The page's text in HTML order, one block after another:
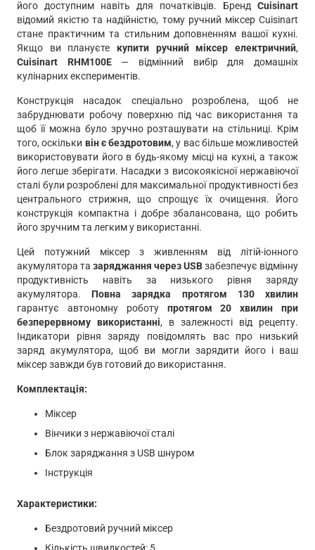
його доступним навіть для початківців. Бренд Cuisinart
відомий якістю та надійністю, тому ручний міксер Cuisinart
стане практичним та стильним доповненням вашої кухні.
Якщо ви плануєте купити ручний міксер електричний,
Cuisinart RHM100E— відмінний вибір для домашніх
кулінарних експериментів.
Конструкція насадок спеціально розроблена, щоб не
забруднювати робочу поверхню під час використання та
щоб її можна було зручно розташувати на стільниці. Крім
того, оскільки він є бездротовим, у вас більше можливостей
використовувати його в будь-якому місці на кухні, а також
його легше зберігати. Насадки з високоякісної нержавіючої
сталі були розроблені для максимальної продуктивності без
центрального стрижня, що спрощує їх очищення. Його
конструкція компактна і добре збалансована, що робить
його зручним та легким у використанні.
Цей потужний міксер з живленням від літій-іонного
акумулятора та заряджання через USBзабезпечує відмінну
продуктивність навіть за низького рівня заряду
акумулятора. Повна зарядка протягом 130 хвилин
гарантує автономну роботу протягом 20 хвилин при
безперервному використанні, в залежності від рецепту.
Індикатори рівня заряду повідомлять вас про низький
заряд акумулятора, щоб ви могли зарядити його і ваш
міксер завжди був готовий до використання.
Комплектація:
Міксер
Вінчики з нержавіючої сталі
Блок заряджання з USB шнуром
Інструкція
Характеристики:
Бездротовий ручний міксер